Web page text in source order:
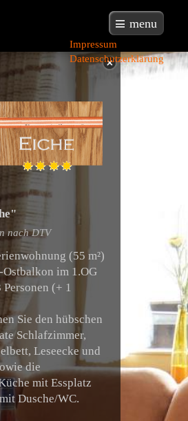
menu
Impressum
Datenschutzerklärung
nach DTV
(55 m²)
im 1.OG
(+ 1
Sie den hübschen
Schlafzimmer,
Leseecke und
die
mit Essplatz
Dusche/WC.